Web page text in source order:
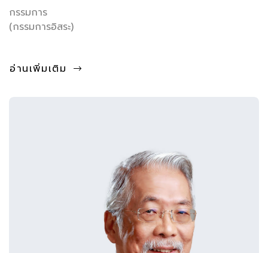
กรรมการ
(กรรมการอิสระ)
อ่านเพิ่มเติม